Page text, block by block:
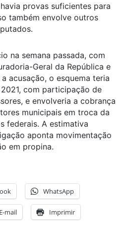
provas suficientes para
também envolve outros
na semana passada, com
Geral da República e
acusação, o esquema teria
com participação de
e envolveria a cobrança
municipais em troca da
federais. A estimativa
aponta movimentação
em propina.
WhatsApp
E-mail Imprimir